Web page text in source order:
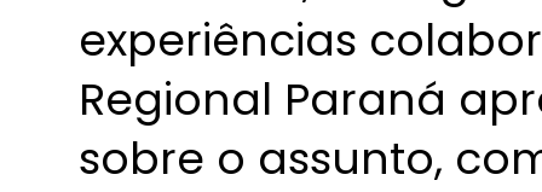
experiências
Regional Paraná
sobre o assunto,